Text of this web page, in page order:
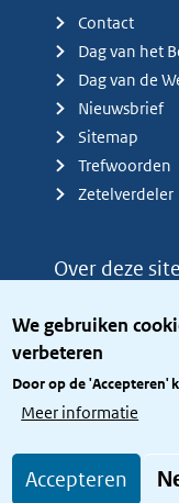
We gebruiken
verbeteren
Door op de 'Accepteren'
Meer informatie
Accepteren
Contact
Dag van het
Dag van de
Nieuwsbrief
Sitemap
Trefwoorden
Zetelverdeler
Over deze site
Privacy
Toegang site